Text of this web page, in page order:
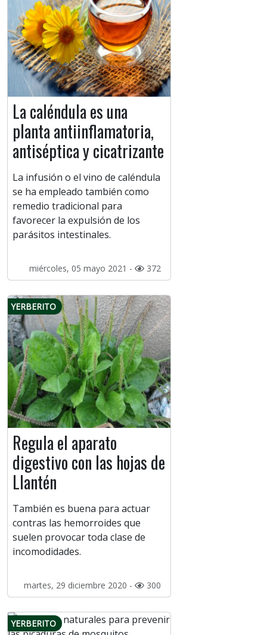
La caléndula es una
planta antiinflamatoria,
antiséptica y cicatrizante
La infusión o el vino de caléndula
se ha empleado también como
remedio tradicional para
favorecer la expulsión de los
parásitos intestinales.
miércoles, 05 mayo 2021 - 372
YERBERITO
Regula el aparato
digestivo con las hojas de
Llantén
También es buena para actuar
contras las hemorroides que
suelen provocar toda clase de
incomodidades.
martes, 29 diciembre 2020 - 300
YERBERITO